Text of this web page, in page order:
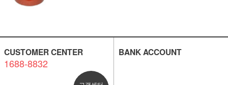
CUSTOMER CENTER
1688-8832
BANK ACCOUNT